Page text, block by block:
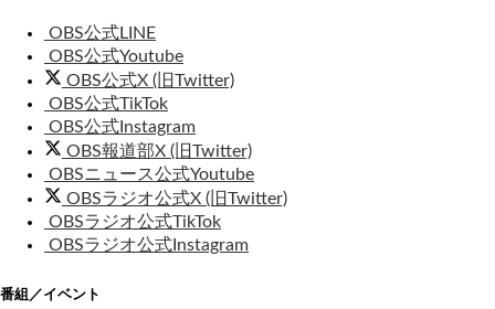
OBS公式LINE
OBS公式Youtube
OBS公式X (旧Twitter)
OBS公式TikTok
OBS公式Instagram
OBS報道部X (旧Twitter)
OBSニュース公式Youtube
OBSラジオ公式X (旧Twitter)
OBSラジオ公式TikTok
OBSラジオ公式Instagram
番組／イベント